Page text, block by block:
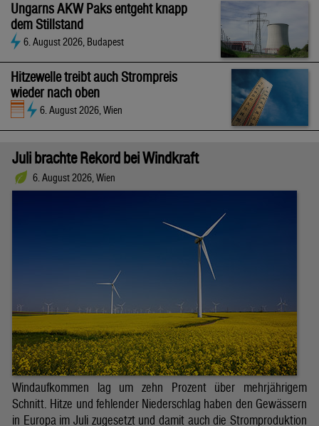
Ungarns AKW Paks entgeht knapp
dem Stillstand
6. August 2026, Budapest
Hitzewelle treibt auch Strompreis
wieder nach oben
6. August 2026, Wien
Juli brachte Rekord bei Windkraft
6. August 2026, Wien
Windaufkommen lag um zehn Prozent über mehrjährigem
Schnitt. Hitze und fehlender Niederschlag haben den Gewässern
in Europa im Juli zugesetzt und damit auch die Stromproduktion